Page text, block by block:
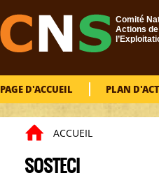
Comité
Actions
PAGE D'ACCUEIL PLAN
Vous êtes ici
ACCUEIL
SOSTECI